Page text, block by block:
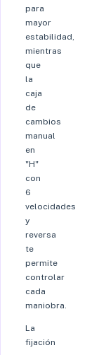
para
mayor
estabilidad,
mientras
que
la
caja
de
cambios
manual
en
"H"
con
6
velocidades
y
reversa
te
permite
controlar
cada
maniobra.
La
fijación